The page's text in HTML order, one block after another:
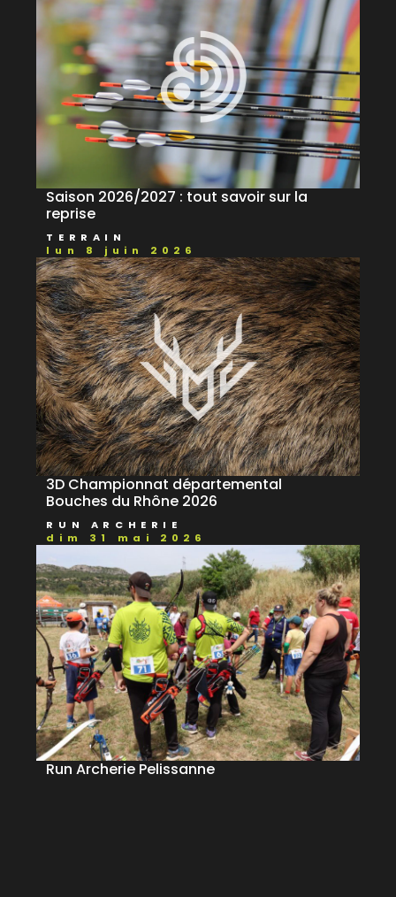
Saison 2026/2027 : tout savoir sur la
reprise
TERRAIN
lun 8 juin 2026
3D Championnat départemental
Bouches du Rhône 2026
RUN ARCHERIE
dim 31 mai 2026
Run Archerie Pelissanne